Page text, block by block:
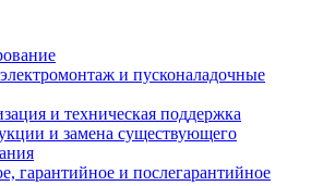
и пусконаладочные
и техническая поддержка
и замена существующего
гарантийное и послегарантийное